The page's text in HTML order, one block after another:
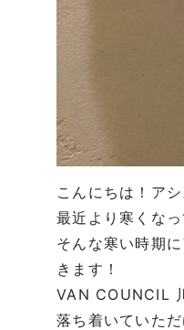
こんにちは！ア
最近より寒くな
そんな寒い時期
きます！
VAN COUNCIL
落ち着いていた